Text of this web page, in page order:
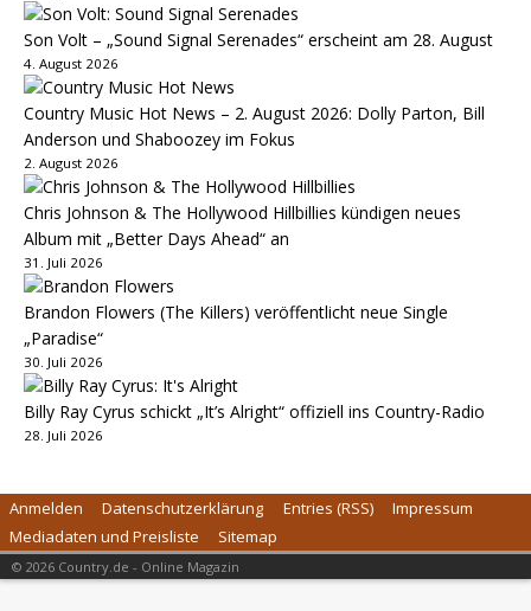
Son Volt – „Sound Signal Serenades“ erscheint am 28. August
4. August 2026
Country Music Hot News – 2. August 2026: Dolly Parton, Bill
Anderson und Shaboozey im Fokus
2. August 2026
Chris Johnson & The Hollywood Hillbillies kündigen neues
Album mit „Better Days Ahead“ an
31. Juli 2026
Brandon Flowers (The Killers) veröffentlicht neue Single
„Paradise“
30. Juli 2026
Billy Ray Cyrus schickt „It’s Alright“ offiziell ins Country-Radio
28. Juli 2026
Anmelden Datenschutzerklärung Entries (RSS)
Impressum
Mediadaten und Preisliste
Sitemap
© 2026 Country.de - Online Magazin